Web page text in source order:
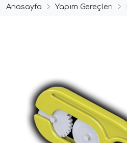
Anasayfa Yapım Gereçleri